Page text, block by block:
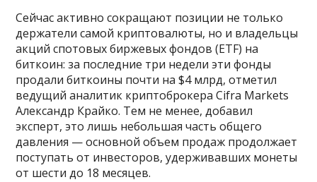
Сейчас активно сокращают позиции не только
держатели самой криптовалюты, но и владельцы
акций спотовых биржевых фондов (ETF) на
биткоин: за последние три недели эти фонды
продали биткоины почти на $4 млрд, отметил
ведущий аналитик криптоброкера Cifra Markets
Александр Крайко. Тем не менее, добавил
эксперт, это лишь небольшая часть общего
давления — основной объем продаж продолжает
поступать от инвесторов, удерживавших монеты
от шести до 18 месяцев.